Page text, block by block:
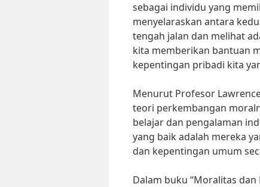
sebagai individu yang
menyelaraskan antara
tengah jalan dan melihat
kita memberikan bantuan
kepentingan pribadi kita
Menurut Profesor
teori perkembangan
belajar dan pengalaman
yang baik adalah mereka
dan kepentingan umum
Dalam buku “Moralitas